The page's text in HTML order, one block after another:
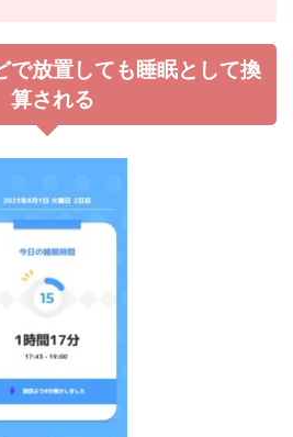
で放置しても睡眠として換
算される